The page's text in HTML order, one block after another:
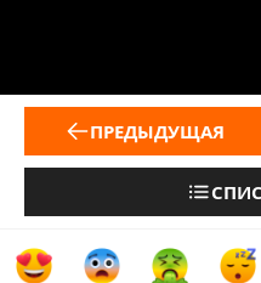
ПРЕДЫДУЩАЯ